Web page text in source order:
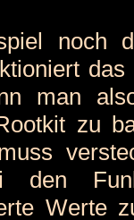
noch
man
zu
Werte